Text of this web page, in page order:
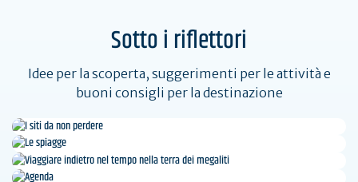
Sotto i riflettori
Idee per la scoperta, suggerimenti per le attività e
buoni consigli per la destinazione
I siti da non perdere
Le spiagge